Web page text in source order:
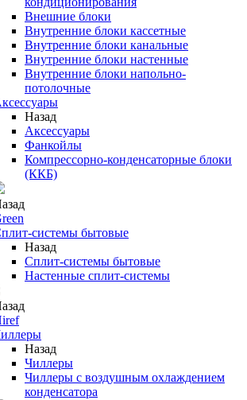
Внешние блоки
Внутренние блоки кассетные
Внутренние блоки канальные
Внутренние блоки настенные
Внутренние блоки напольно-
потолочные
Назад
Аксессуары
Фанкойлы
Компрессорно-конденсаторные блоки
(ККБ)
системы бытовые
Назад
Сплит-системы бытовые
Настенные сплит-системы
Назад
Чиллеры
Чиллеры с воздушным охлаждением
конденсатора